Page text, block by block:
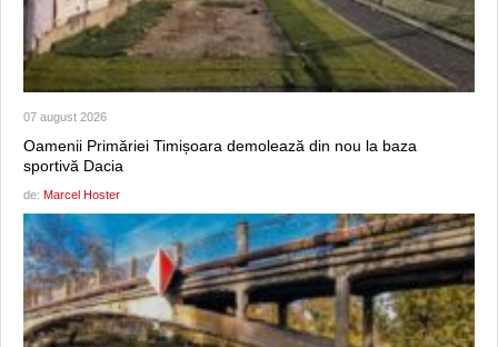
07 august 2026
Oamenii Primăriei Timișoara demolează din nou la baza
sportivă Dacia
de: Marcel Hoster